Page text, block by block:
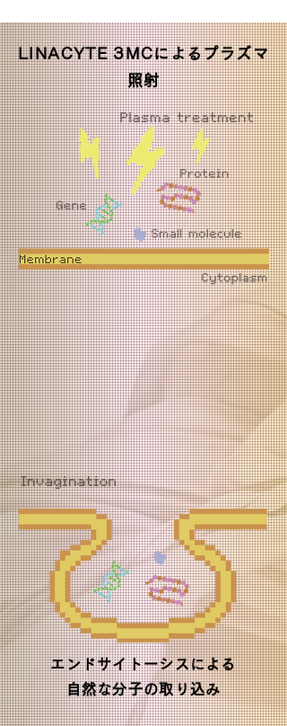
LINACYTE 3MCによるプラズマ
照射
エンドサイトーシスによる
自然な分子の取り込み